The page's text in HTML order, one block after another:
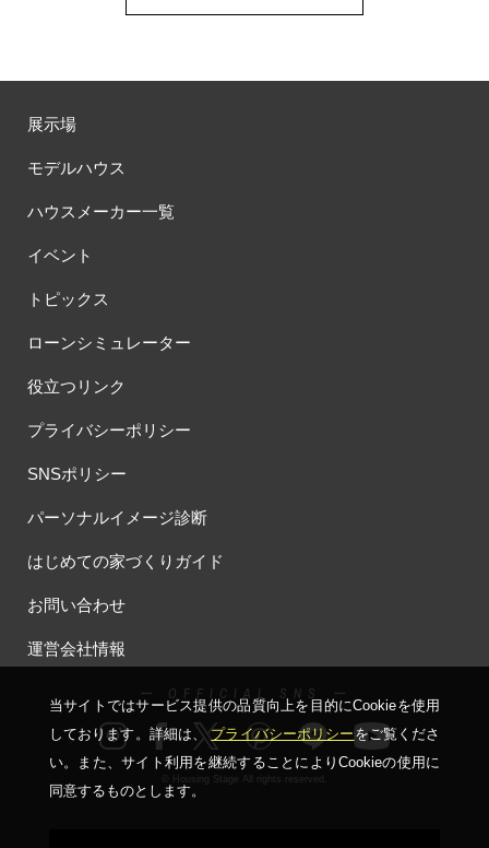
展示場
モデルハウス
ハウスメーカー一覧
イベント
トピックス
ローンシミュレーター
役立つリンク
プライバシーポリシー
SNSポリシー
パーソナルイメージ診断
はじめての家づくりガイド
お問い合わせ
運営会社情報
ー OFFICIAL SNS ー
© Housing Stage All rights reserved.
当サイトではサービス提供の品質向上を⽬的にCookieを使⽤
しております。詳細は、プライバシーポリシーをご覧くださ
い。
また、サイト利⽤を継続することによりCookieの使⽤に
同意するものとします。